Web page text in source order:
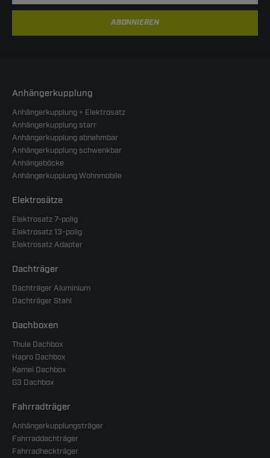
ABONNIEREN
Anhängerkupplung
Anhängerkupplung + Elektrosatz
Anhängerkupplung starr
Anhängerkupplung abnehmbar
Anhängerkupplung schwenkbar
Anhängeböcke
Anhängerkupplung Wohnmobile
Elektrosätze
Elektrosatz 7-polig
Elektrosatz 13-polig
Elektrosatz Adapter
Dachträger
Dachträger Aluminium
Dachträger Stahl
Dachboxen
Thule Dachbox
Hapro Dachbox
Kamei Dachbox
G3 Dachbox
Fahrradträger
Anhängerkupplungsträger
Fahrraddachträger
Fahrradheckträger